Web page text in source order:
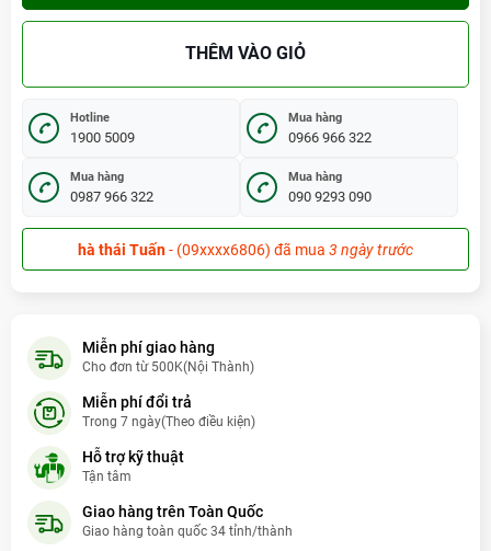
THÊM VÀO GIỎ
Hotline
1900 5009
Mua hàng
0966 966 322
Mua hàng
0987 966 322
Mua hàng
090 9293 090
hà thái Tuấn- (09xxxx6806) đã mua 3 ngày trước
Dương Thị Kim Là
- (09xxxx8688) đã mua
Cao Minh Thành- (09xxxx8492) đã mua
Hoàng mạnh cường
Bùi Thiên Đức - (09xxxx0737) đã mua
Miễn phí giao hàng
Cho đơn từ 500K(Nội Thành)
Miễn phí đổi trả
Trong 7 ngày(Theo điều kiện)
Hỗ trợ kỹ thuật
Tận tâm
Giao hàng trên Toàn Quốc
Giao hàng toàn quốc 34 tỉnh/thành